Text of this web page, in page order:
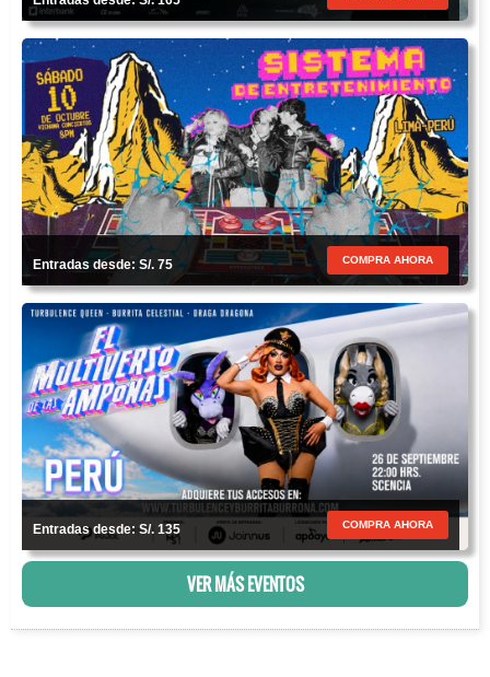
Entradas desde: S/. 75 COMPRA AHORA
Entradas desde: S/. 135 COMPRA AHORA
VER MÁS EVENTOS